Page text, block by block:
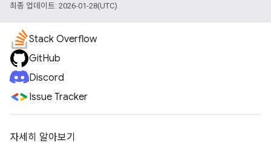
최종 업데이트: 2026-01-28(UTC)
Stack Overflow
GitHub
Discord
Issue Tracker
자세히 알아보기